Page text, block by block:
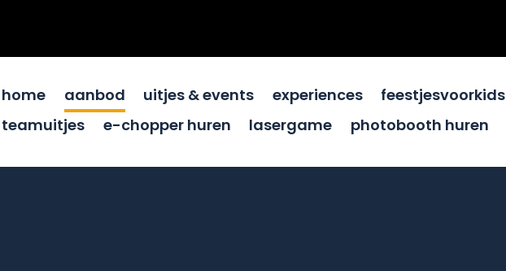
home aanbod uitjes & events experiences
feestjesvoorkids
teamuitjes
e-chopper huren lasergame photobooth huren